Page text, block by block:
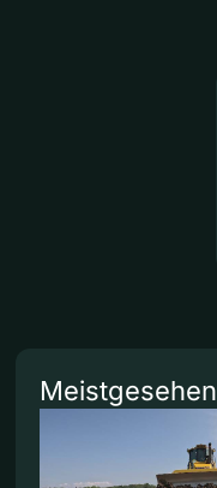
Meistgesehen